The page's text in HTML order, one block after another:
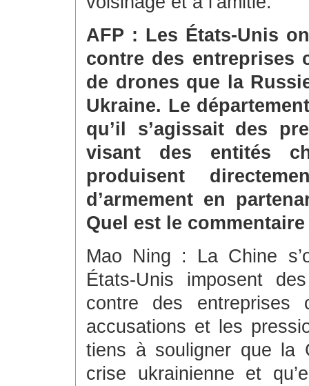
AFP : Les États-Unis
contre des entreprises
de drones que la
Ukraine. Le
qu’il s’agissait des
visant des entités
produisent
d’armement en
Quel est le
Mao Ning : La Chine
États-Unis imposent
contre des entreprises
accusations et les
tiens à souligner que la
crise ukrainienne et